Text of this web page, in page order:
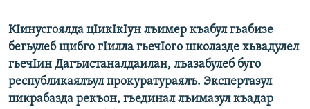
Все сайты РСЕ/РС
КIинусгоялда цIикIкIун лъимер къабул гьабизе
бегьулеб щибго гIилла гьечIого школазде хьвадулел
гьечIин Дагъистаналдаилан, лъазабулеб буго
республикаялъул прокуратураялъ. Экспертазул
пикрабазда рекъон, гьединал лъимазул къадар